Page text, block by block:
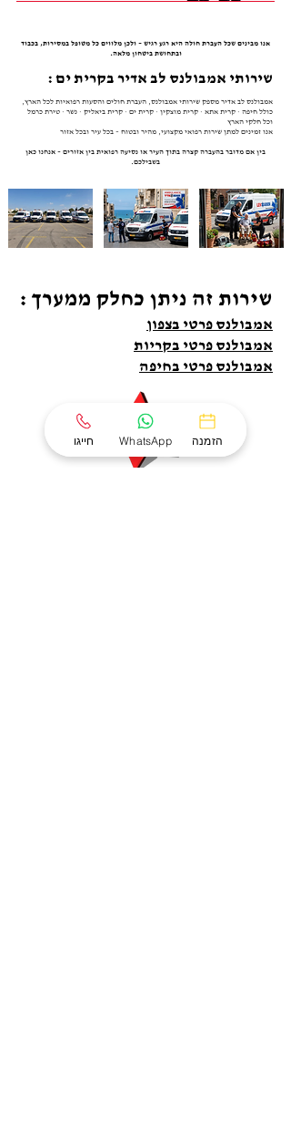
אנו מבינים שכל העברת חולה היא רגע רגיש – ולכן מלווים כל מטופל במסירות, בכבוד
ובתחושת ביטחון מלאה.
שירותי אמבולנס לב אדיר בקרית ים :
אמבולנס לב אדיר מספק שירותי אמבולנס, העברת חולים והסעות רפואיות לכל הארץ,
כולל חיפה · קרית אתא · קרית מוצקין · קרית ים · קרית ביאליק · נשר · טירת כרמל
וכל חלקי הארץ
אנו זמינים למתן שירות רפואי מקצועי, מהיר ובטוח – בכל עיר ובכל אזור​​
בין אם מדובר בהעברה קצרה בתוך העיר או נסיעה רפואית בין אזורים – אנחנו כאן
בשבילכם.
שירות זה ניתן כחלק ממערך :
אמבולנס פרטי בצפון
אמבולנס פרטי בקריות
אמבולנס פרטי בחיפה
חייגו WhatsApp הזמנה